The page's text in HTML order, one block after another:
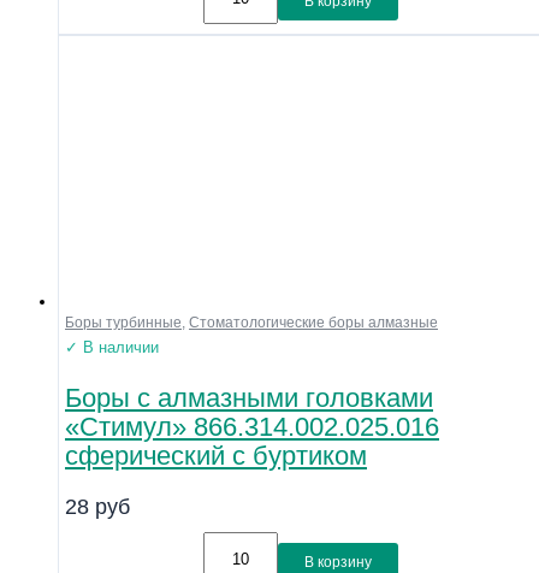
Боры турбинные, Стоматологические боры алмазные
✓ В наличии
Боры с алмазными головками
«Стимул» 866.314.002.025.016
сферический с буртиком
28 руб
В корзину